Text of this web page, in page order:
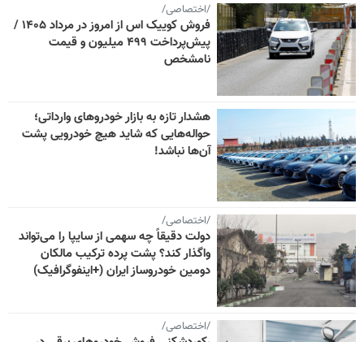
/اختصاصی/
فروش کوییک اس از امروز در مرداد ۱۴۰۵ /
پیش‌پرداخت ۴۹۹ میلیون و قیمت
نامشخص
هشدار تازه به بازار خودروهای وارداتی؛
حواله‌هایی که شاید هیچ خودرویی پشت
آن‌ها نباشد!
/اختصاصی/
دولت دقیقاً چه سهمی از سایپا را می‌تواند
واگذار کند؟ پشت پرده ترکیب مالکان
دومین خودروساز ایران (+اینفوگرافیک)
/اختصاصی/